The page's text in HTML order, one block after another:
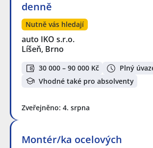
denně
Nutně vás hledají
auto IKO s.r.o.
Líšeň, Brno
30 000 – 90 000 Kč
Plný
Vhodné také pro absolventy
Zveřejněno: 4. srpna
Montér/ka ocelových